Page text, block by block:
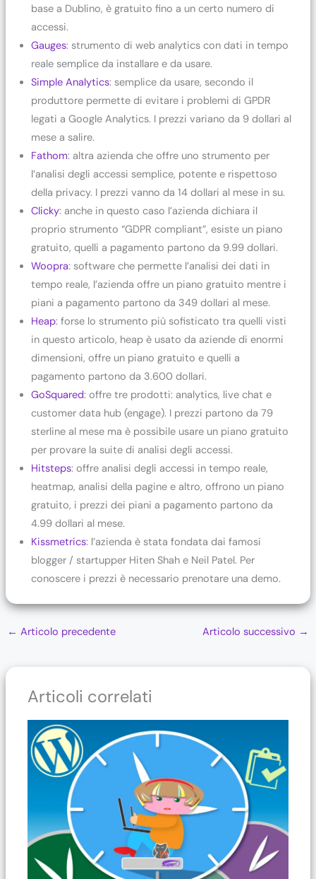
base a Dublino, è gratuito fino a un certo numero di
accessi.
Gauges: strumento di web analytics con dati in tempo
reale semplice da installare e da usare.
Simple Analytics: semplice da usare, secondo il
produttore permette di evitare i problemi di GPDR
legati a Google Analytics. I prezzi variano da 9 dollari al
mese a salire.
Fathom: altra azienda che offre uno strumento per
l’analisi degli accessi semplice, potente e rispettoso
della privacy. I prezzi vanno da 14 dollari al mese in su.
Clicky: anche in questo caso l’azienda dichiara il
proprio strumento “GDPR compliant”, esiste un piano
gratuito, quelli a pagamento partono da 9.99 dollari.
Woopra: software che permette l’analisi dei dati in
tempo reale, l’azienda offre un piano gratuito mentre i
piani a pagamento partono da 349 dollari al mese.
Heap: forse lo strumento più sofisticato tra quelli visti
in questo articolo, heap è usato da aziende di enormi
dimensioni, offre un piano gratuito e quelli a
pagamento partono da 3.600 dollari.
GoSquared: offre tre prodotti: analytics, live chat e
customer data hub (engage). I prezzi partono da 79
sterline al mese ma è possibile usare un piano gratuito
per provare la suite di analisi degli accessi.
Hitsteps: offre analisi degli accessi in tempo reale,
heatmap, analisi della pagine e altro, offrono un piano
gratuito, i prezzi dei piani a pagamento partono da
4.99 dollari al mese.
Kissmetrics: l’azienda è stata fondata dai famosi
blogger / startupper Hiten Shah e Neil Patel. Per
conoscere i prezzi è necessario prenotare una demo.
← Articolo precedente Articolo successivo →
Articoli correlati